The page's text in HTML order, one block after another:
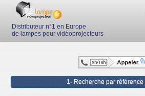
Distributeur n°1 en Europe
de lampes pour vidéoprojecteurs
1- Recherche par référence